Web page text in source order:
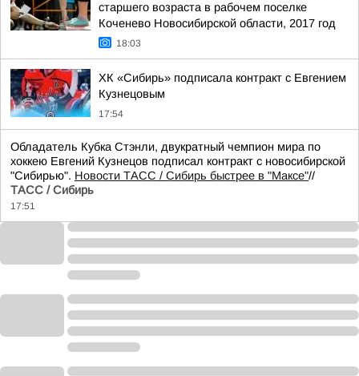
старшего возраста в рабочем поселке
Коченево Новосибирской области, 2017 год
18:03
ХК «Сибирь» подписала контракт с Евгением
Кузнецовым
17:54
Обладатель Кубка Стэнли, двукратный чемпион мира по
хоккею Евгений Кузнецов подписал контракт с новосибирской
"Сибирью". Новости ТАСС / Сибирь быстрее в "Mаксе"//
ТАСС / Сибирь
17:51